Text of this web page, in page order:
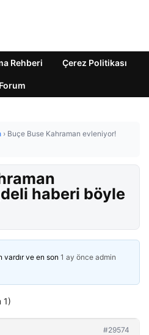
Rehberi Çerez Politikası
Forum
› Buçe Buse Kahraman evleniyor!
haberi böyle
vardır ve en son 1 ay önce admin
1)
#29574